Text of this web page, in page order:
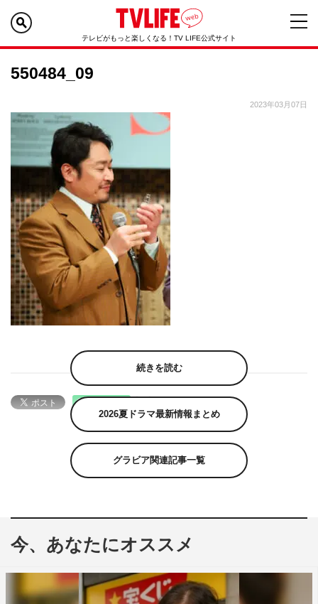
テレビがもっと楽しくなる！TV LIFE公式サイト
550484_09
2023年03月07日
続きを読む
2026夏ドラマ最新情報まとめ
グラビア関連記事一覧
今、あなたにオススメ